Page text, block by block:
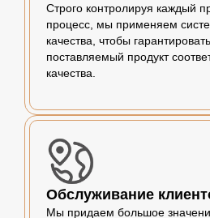
Строго контролируя каждый
процесс, мы применяем
качества, чтобы
поставляемый продукт
качества.
Обслуживание
Мы придаем большое